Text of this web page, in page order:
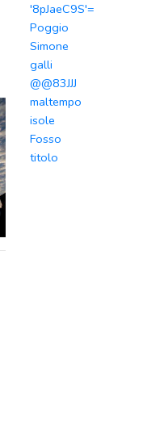
'8pJaeC9S'=
Poggio
Simone
galli
@@83JJJ
maltempo
isole
Fosso
titolo